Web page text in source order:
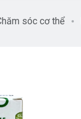
sóc cơ thể